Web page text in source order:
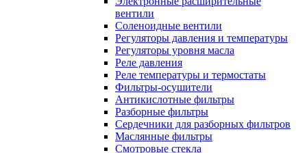
вентили
Соленоидные вентили
Регуляторы давления и температуры
Регуляторы уровня масла
Реле давления
Реле температуры и термостаты
Фильтры-осушители
Антикислотные фильтры
Разборные фильтры
Сердечники для разборных фильтров
Маслянные фильтры
Смотровые стекла